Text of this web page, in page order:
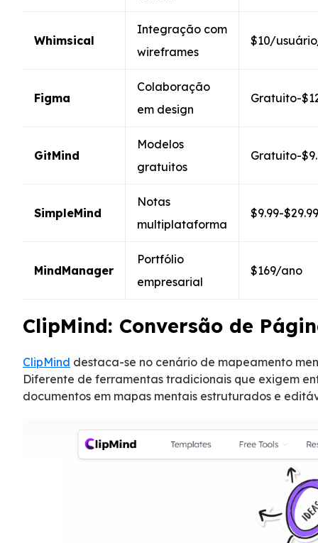
Whimsical
Integração com
wireframes
$10/
Figma
Colaboração
em design
Gratuito-
GitMind
Modelos
gratuitos
Gratuito-
SimpleMind
Notas
multiplataforma
$9.99-$29.99
MindManager
Portfólio
empresarial
$169/ano
ClipMind: Conversão de
ClipMind destaca-se no cenário de mapeamento
Diferente de ferramentas tradicionais que exigem
documentos em mapas mentais estruturados e